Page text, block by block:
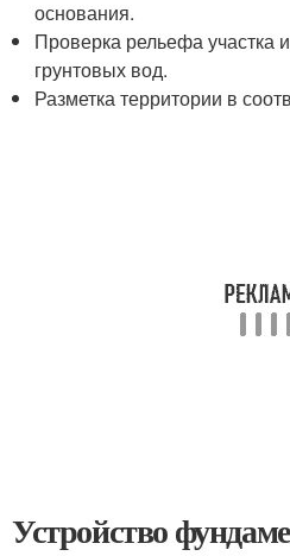
основания.
Проверка рельефа участка
грунтовых вод.
Разметка территории в
Устройство